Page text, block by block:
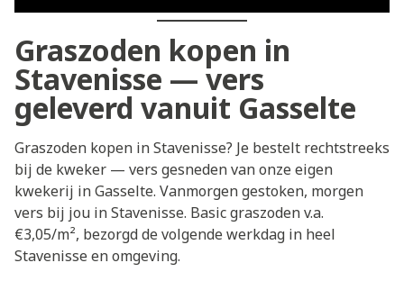
Graszoden kopen in
Stavenisse — vers
geleverd vanuit Gasselte
Graszoden kopen in Stavenisse? Je bestelt rechtstreeks
bij de kweker — vers gesneden van onze eigen
kwekerij in Gasselte. Vanmorgen gestoken, morgen
vers bij jou in Stavenisse. Basic graszoden v.a.
€3,05/m², bezorgd de volgende werkdag in heel
Stavenisse en omgeving.